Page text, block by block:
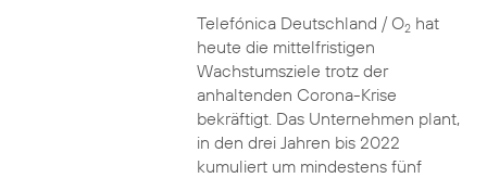
Telefónica Deutschland / O2hat
heute die mittelfristigen
Wachstumsziele trotz der
anhaltenden Corona-Krise
bekräftigt. Das Unternehmen plant,
in den drei Jahren bis 2022
kumuliert um mindestens fünf